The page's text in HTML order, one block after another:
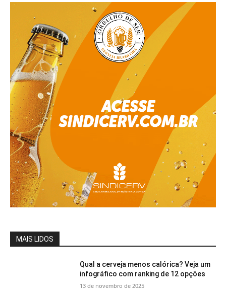
MAIS LIDOS
Qual a cerveja menos calórica? Veja um
infográfico com ranking de 12 opções
13 de novembro de 2025